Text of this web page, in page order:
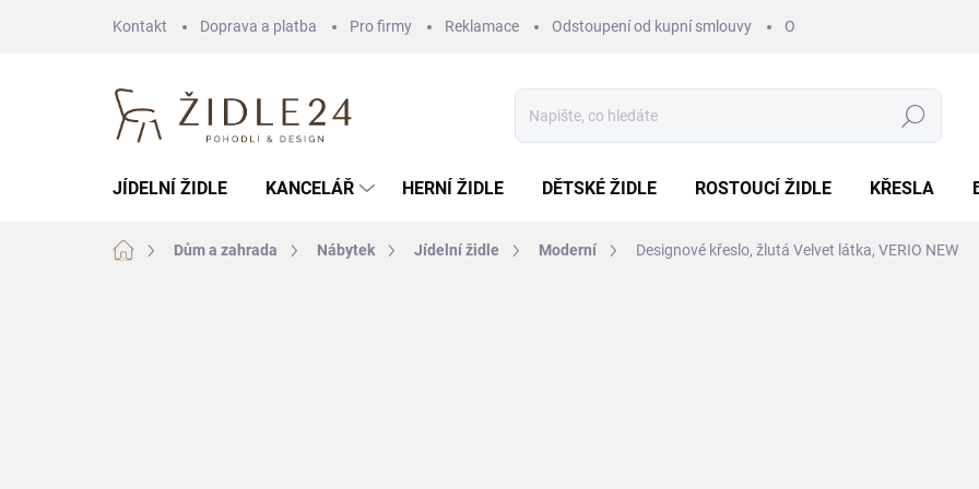
Kontakt Doprava a platba Pro firmy Reklamace Odstoupení od kupní smlouvy Obchodní podmínky
Hledat
JÍDELNÍ ŽIDLE KANCELÁŘ HERNÍ ŽIDLE DĚTSKÉ ŽIDLE ROSTOUCÍ ŽIDLE KŘESLA
Domů Dům a zahrada Nábytek Jídelní židle Moderní Designové křeslo, žlutá Velvet látka, VERIO NEW